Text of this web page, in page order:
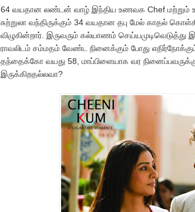
64 வயதான லண்டன் வாழ் இந்திய உணவக Chef மற்றும்
சுற்றுலா வந்திருக்கும் 34 வயதான தபு மேல் காதல்
விழுகின்றார். இருவரும் கல்யாணம் செய்யமுடிவெடுத்து
ராவலிடம் சம்மதம் வேண்ட நினைக்கும் போது
தந்தைக்கோ வயது 58, மாப்பிளையாக வர
இருக்கிறதல்லவா?